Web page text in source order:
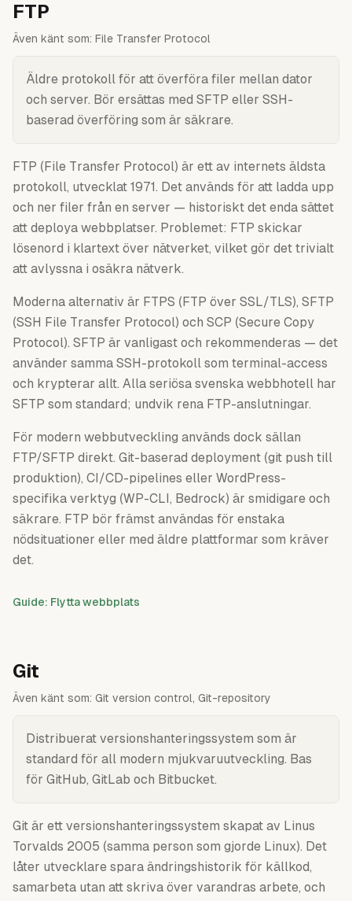
FTP
Även känt som: File Transfer Protocol
Äldre protokoll för att överföra filer mellan dator
och server. Bör ersättas med SFTP eller SSH-
baserad överföring som är säkrare.
FTP (File Transfer Protocol) är ett av internets äldsta
protokoll, utvecklat 1971. Det används för att ladda upp
och ner filer från en server — historiskt det enda sättet
att deploya webbplatser. Problemet: FTP skickar
lösenord i klartext över nätverket, vilket gör det trivialt
att avlyssna i osäkra nätverk.
Moderna alternativ är FTPS (FTP över SSL/TLS), SFTP
(SSH File Transfer Protocol) och SCP (Secure Copy
Protocol). SFTP är vanligast och rekommenderas — det
använder samma SSH-protokoll som terminal-access
och krypterar allt. Alla seriösa svenska webbhotell har
SFTP som standard; undvik rena FTP-anslutningar.
För modern webbutveckling används dock sällan
FTP/SFTP direkt. Git-baserad deployment (git push till
produktion), CI/CD-pipelines eller WordPress-
specifika verktyg (WP-CLI, Bedrock) är smidigare och
säkrare. FTP bör främst användas för enstaka
nödsituationer eller med äldre plattformar som kräver
det.
Guide: Flytta webbplats
Git
Även känt som: Git version control, Git-repository
Distribuerat versionshanteringssystem som är
standard för all modern mjukvaruutveckling. Bas
för GitHub, GitLab och Bitbucket.
Git är ett versionshanteringssystem skapat av Linus
Torvalds 2005 (samma person som gjorde Linux). Det
låter utvecklare spara ändringshistorik för källkod,
samarbeta utan att skriva över varandras arbete, och